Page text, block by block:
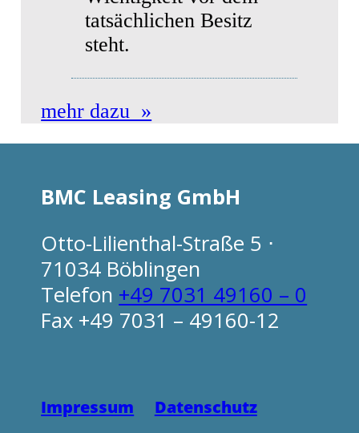
tatsächlichen Besitz
steht.
mehr dazu »
BMC Leasing GmbH
Otto-Lilienthal-Straße 5 ⋅
71034 Böblingen
Telefon +49 7031 49160 – 0
Fax +49 7031 – 49160-12
Impressum Datenschutz